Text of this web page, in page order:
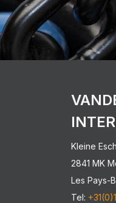
Kleine
2841 MK
Les Pays-
Tel: